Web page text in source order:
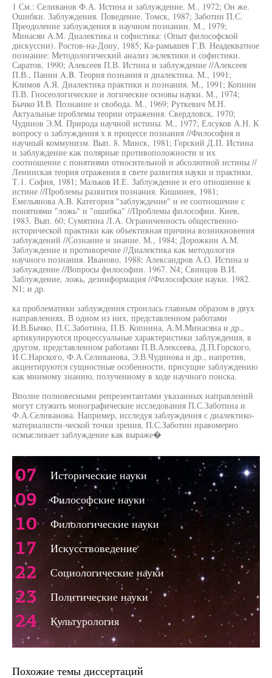
1 См.: Селиванов Ф.А. Истина и заблуждение. М., 1972; Он же.
Ошибки. Заблуждения. Поведение. Томск, 1987; Заботин П.С.
Преодоление заблуждения в научном познании. М., 1979;
Минасян A.M. Диалектика и софистика: (Опыт философской
дискуссии). Ростов-на-Дону, 1985; Ка-рамышев Г.В. Неадекватное
познание: Методологический анализ эклектики и софистики.
Саратов, 1990; Алексеев П.В. Истина и заблуждение //Алексеев
П.В., Панин A.B. Теория познания и диалектика. М., 1991;
Климов А.Я. Диалектика практики и познания. М., 1991; Копнин
П.В. Гносеологические и логические основы науки. М., 1974;
Бычко И.В. Познание и свобода. М., 1969; Руткевич М.Н.
Актуальные проблемы теории отражения. Свердловск, 1970;
Чудинов Э.М. Природа научной истины. М., 1977; Елсуков А.Н. К
вопросу о заблуждения х в процессе познания //Философия и
научный коммунизм. Вып. 8. Минск, 1981; Горский Д.П. Истина
и заблуждение как полярные противоположности и их
соотношение с понятиями относительной и абсолютной истины //
Ленинская теория отражения в свете развития науки и практики.
Т.1. София, 1981; Мальков И.Е. Заблуждение и его отношение к
истине //Проблемы развития познания. Кишинев, 1981;
Емельянова A.B. Категория "заблуждение" и ее соотношение с
понятиями "ложь" и "ошибка" //Проблемы философии. Киев,
1983. Вып. 60; Сумятина Л.А. Ограниченность общественно-
исторической практики как объективная причина возникновения
заблуждений //Сознание и знание. М., 1984; Дорожкин A.M.
Заблуждение и противоречие //Диалектика как методология
научного познания. Иваново, 1988; Александров А.О. Истина и
заблуждение //Вопросы философии. 1967. N4; Свинцов В.И.
Заблуждение, ложь, дезинформация //Философские науки. 1982.
N1; и др.
ка проблематики заблуждения строилась главным образом в двух
направлениях. В одном из них, представленном работами
И.В.Бычко, П.С.Заботина, П.В. Копнина, А.М.Минасяна и др.,
артикулируются процессуальные характеристики заблуждения, в
другом, представленном работами П.В.Алексеева, Д.П.Горского,
И.С.Нарского, Ф.А.Селиванова, Э.В.Чудинова и др., напротив,
акцентируются сущностные особенности, присущие заблуждению
как мнимому знанию, полученному в ходе научного поиска.
Вполне полновесными репрезентантами указанных направлений
могут служить монографические исследования П.С.Заботина и
Ф.А.Селиванова. Например, исследуя заблуждения с диалектико-
материалисти-ческой точки зрения, П.С.Заботин правомерно
осмысливает заблуждение как выраже�
07 Исторические науки
09 Философские науки
10 Филологические науки
17 Искусствоведение
22 Социологические науки
23 Политические науки
24 Культурология
Похожие темы диссертаций